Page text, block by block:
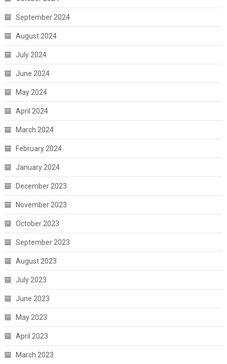
September 2024
August 2024
July 2024
June 2024
May 2024
April 2024
March 2024
February 2024
January 2024
December 2023
November 2023
October 2023
September 2023
August 2023
July 2023
June 2023
May 2023
April 2023
March 2023